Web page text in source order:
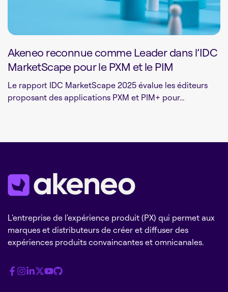
Akeneo reconnue comme Leader dans l’IDC
MarketScape pour le PXM et le PIM
Le rapport IDC MarketScape 2025 évalue les éditeurs
proposant des applications PXM et PIM+ pour...
L'entreprise de l'expérience produit (PX) qui permet aux
marques et distributeurs de créer et diffuser des
expériences produits convaincantes et omnicanales.